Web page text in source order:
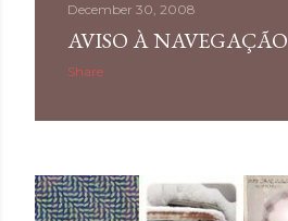
December 30, 2008
AVISO À NAVEGAÇÃO
Share